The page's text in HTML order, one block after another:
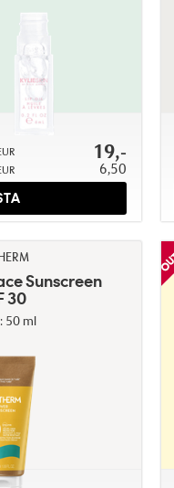
19,-
6,50
Sunscreen
30
50 ml